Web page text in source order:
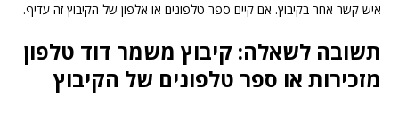
איש קשר אחר בקיבוץ. אם קיים ספר טלפונים או אלפון של הקיבוץ זה עדיף.
תשובה לשאלה: קיבוץ משמר דוד טלפון
מזכירות או ספר טלפונים של הקיבוץ